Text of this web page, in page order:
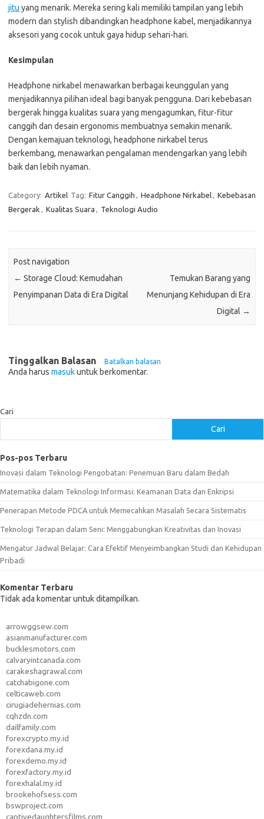
jitu yang menarik. Mereka sering kali memiliki tampilan yang lebih
modern dan stylish dibandingkan headphone kabel, menjadikannya
aksesori yang cocok untuk gaya hidup sehari-hari.
Kesimpulan
Headphone nirkabel menawarkan berbagai keunggulan yang
menjadikannya pilihan ideal bagi banyak pengguna. Dari kebebasan
bergerak hingga kualitas suara yang mengagumkan, fitur-fitur
canggih dan desain ergonomis membuatnya semakin menarik.
Dengan kemajuan teknologi, headphone nirkabel terus
berkembang, menawarkan pengalaman mendengarkan yang lebih
baik dan lebih nyaman.
Category: Artikel Tag: Fitur Canggih , Headphone Nirkabel, Kebebasan
Bergerak , Kualitas Suara , Teknologi Audio
Post navigation
← Storage Cloud: Kemudahan
Penyimpanan Data di Era Digital
Temukan Barang yang
Menunjang Kehidupan di Era
Digital →
Tinggalkan Balasan Batalkan balasan
Anda harus masukuntuk berkomentar.
Cari
Cari
Pos-pos Terbaru
Inovasi dalam Teknologi Pengobatan: Penemuan Baru dalam Bedah
Matematika dalam Teknologi Informasi: Keamanan Data dan Enkripsi
Penerapan Metode PDCA untuk Memecahkan Masalah Secara Sistematis
Teknologi Terapan dalam Seni: Menggabungkan Kreativitas dan Inovasi
Mengatur Jadwal Belajar: Cara Efektif Menyeimbangkan Studi dan Kehidupan
Pribadi
Komentar Terbaru
Tidak ada komentar untuk ditampilkan.
arrowggsew.com
asianmanufacturer.com
bucklesmotors.com
calvaryintcanada.com
carakeshagrawal.com
catchabigone.com
celticaweb.com
cirugiadehernias.com
cqhzdn.com
dailfamily.com
forexcrypto.my.id
forexdana.my.id
forexdemo.my.id
forexfactory.my.id
forexhalal.my.id
brookehofsess.com
bswproject.com
captivedaughtersfilms.com